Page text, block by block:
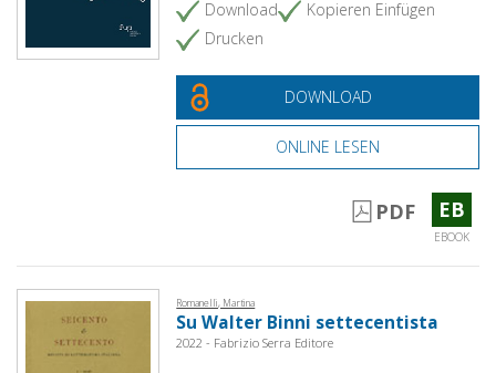
Download
Kopieren Einfügen
Drucken
DOWNLOAD
ONLINE LESEN
PDF EB
EBOOK
Romanelli, Martina
Su Walter Binni settecentista
2022 - Fabrizio Serra Editore